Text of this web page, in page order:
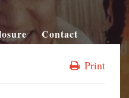
Contact
Print